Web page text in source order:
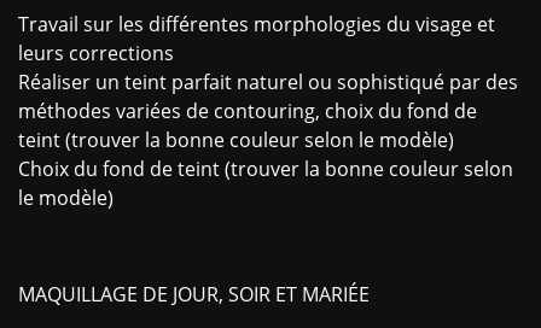
Travail sur les différentes morphologies du visage et
leurs corrections
Réaliser un teint parfait naturel ou sophistiqué par des
méthodes variées de contouring, choix du fond de
teint (trouver la bonne couleur selon le modèle)
Choix du fond de teint (trouver la bonne couleur selon
le modèle)
MAQUILLAGE DE JOUR, SOIR ET MARIÉE